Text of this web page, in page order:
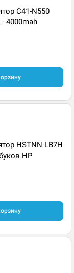
C41-N550
4000mah
HSTNN-LB7H
HP